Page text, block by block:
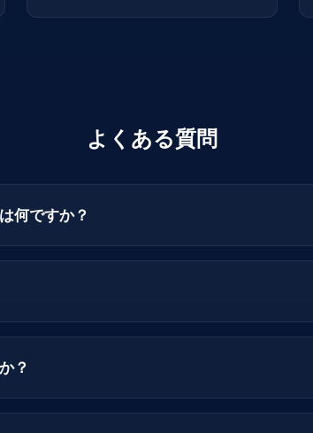
よくある質問
何ですか？
？